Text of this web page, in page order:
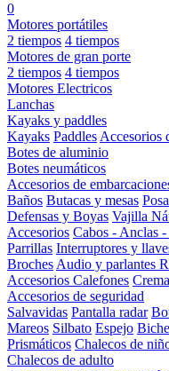
0
Motores portátiles
2 tiempos 4 tiempos
Motores de gran porte
2 tiempos 4 tiempos
Motores Electricos
Lanchas
Kayaks y paddles
Kayaks Paddles Accesorios
Botes de aluminio
Botes neumáticos
Accesorios de
Baños Butacas y mesas
Defensas y Boyas Vajilla
Accesorios Cabos - Anclas
Parrillas Interruptores y
Broches Audio y parlantes
Accesorios Calefones
Accesorios de seguridad
Salvavidas Pantalla radar
Mareos Silbato Espejo
Prismáticos Chalecos de
Chalecos de adulto